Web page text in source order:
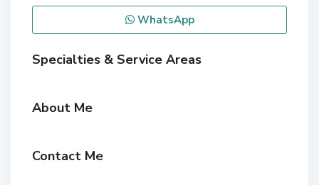
WhatsApp
Specialties & Service Areas
About Me
Contact Me